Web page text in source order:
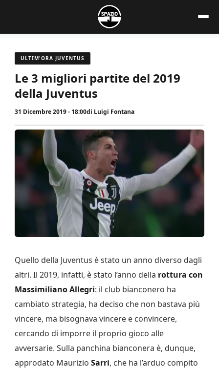
contenuto
ULTIM'ORA JUVENTUS
Le 3 migliori partite del 2019
della Juventus
31 Dicembre 2019 - 18:00di Luigi Fontana
Quello della Juventus è stato un anno diverso dagli
altri. Il 2019, infatti, è stato l’anno della rottura con
Massimiliano Allegri: il club bianconero ha
cambiato strategia, ha deciso che non bastava più
vincere, ma bisognava vincere e convincere,
cercando di imporre il proprio gioco alle
avversarie. Sulla panchina bianconera è, dunque,
approdato Maurizio Sarri, che ha l’arduo compito